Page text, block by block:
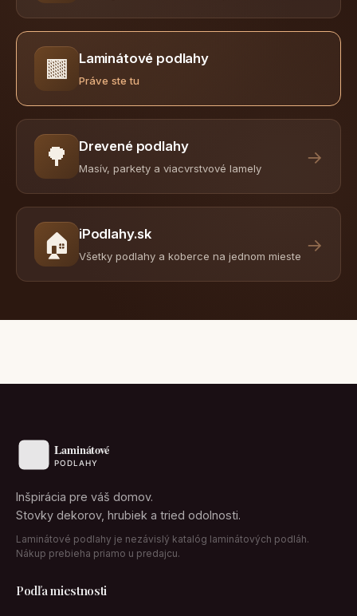
🟫 Laminátové podlahy
Práve ste tu
🌳 Drevené podlahy
Masív, parkety a viacvrstvové lamely
→
🏠 iPodlahy.sk
Všetky podlahy a koberce na jednom mieste
→
Inšpirácia pre váš domov.
Stovky dekorov, hrubiek a tried odolnosti.
Laminátové podlahy je nezávislý katalóg laminátových podláh.
Nákup prebieha priamo u predajcu.
Podľa miestnosti